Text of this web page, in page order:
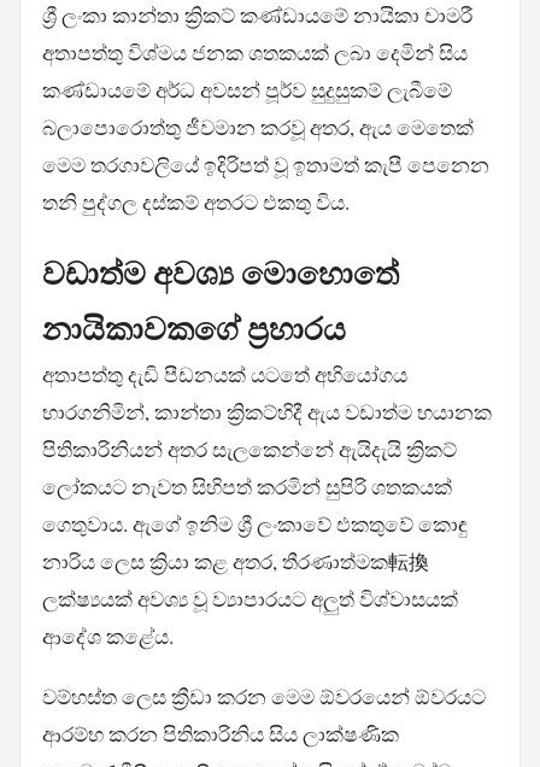
ශ්‍රී ලංකා කාන්තා ක්‍රිකට් කණ්ඩායමේ නායිකා චාමරී
අතාපත්තු විශ්මය ජනක ශතකයක් ලබා දෙමින් සිය
කණ්ඩායමේ අර්ධ අවසන් පූර්ව සුදුසුකම් ලැබීමේ
බලාපොරොත්තු ජීවමාන කරවූ අතර, ඇය මෙතෙක්
මෙම තරගාවලියේ ඉදිරිපත් වූ ඉතාමත් කැපී පෙනෙන
තනි පුද්ගල දස්කම් අතරට එකතු විය.
වඩාත්ම අවශ්‍ය මොහොතේ
නායිකාවකගේ ප්‍රහාරය
අතාපත්තු දැඩි පීඩනයක් යටතේ අභියෝගය
භාරගනිමින්, කාන්තා ක්‍රිකට්හිදී ඇය වඩාත්ම භයානක
පිතිකාරිනියන් අතර සැලකෙන්නේ ඇයිදැයි ක්‍රිකට්
ලෝකයට නැවත සිහිපත් කරමින් සුපිරි ශතකයක්
ගෙතුවාය. ඇගේ ඉනිම ශ්‍රී ලංකාවේ එකතුවේ කොඳු
නාරිය ලෙස ක්‍රියා කළ අතර, තීරණාත්මක転換
ලක්ෂ්‍යයක් අවශ්‍ය වූ ව්‍යාපාරයට අලුත් විශ්වාසයක්
ආදේශ කළේය.
වම්හස්ත ලෙස ක්‍රීඩා කරන මෙම ඕවරයෙන් ඕවරයට
ආරම්භ කරන පිතිකාරිනිය සිය ලාක්ෂණික